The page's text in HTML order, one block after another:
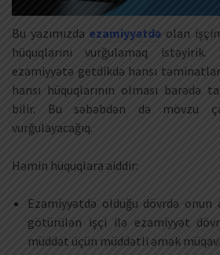
Bu yazımızda ezamiyyətdə olan
hüquqlarını vurğulamaq
ezamiyyətə getdikdə hansı
hansı hüquqlarının olması barədə
bilir. Bu səbəbdən də mövzu
vurğulayacağıq.
Həmin hüquqlara aiddir:
Ezamiyyətdə olduğu dövrdə onun
götürülən işçi ilə ezamiyyət
müddət üçün müddətli əmək